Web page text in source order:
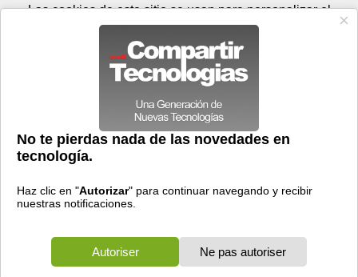
Prensa Videos
> etisalat aunan
etisalat aunan
1 resultado Ordenar por fecha-Ordenar por pertinencia
Jueves 06 de agosto - 22:53 Registrar Conectar
Las cookies de este sitio se usan para personalizar el
contenido y los anuncios, para ofrecer funciones de medios
sociales y para analizar el tráfico. Además, compartimos
información sobre el uso que haga del sitio web con nuestros
partners de medios sociales, de publicidad y de análisis
web.
OK